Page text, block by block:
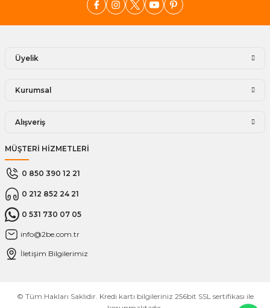
Üyelik
Kurumsal
Alışveriş
MÜŞTERİ HİZMETLERİ
0 850 390 12 21
0 212 852 24 21
0 531 730 07 05
info@2be.com.tr
İletişim Bilgilerimiz
© Tüm Hakları Saklıdır. Kredi kartı bilgileriniz 256bit SSL sertifikası ile